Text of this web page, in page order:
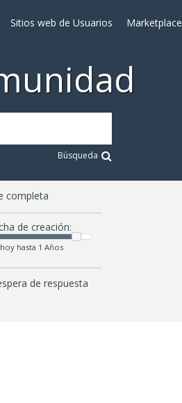
Sitios web de Usuarios Marketplace
Búsqueda
completa
de creación:
hasta 1 Años
de respuesta